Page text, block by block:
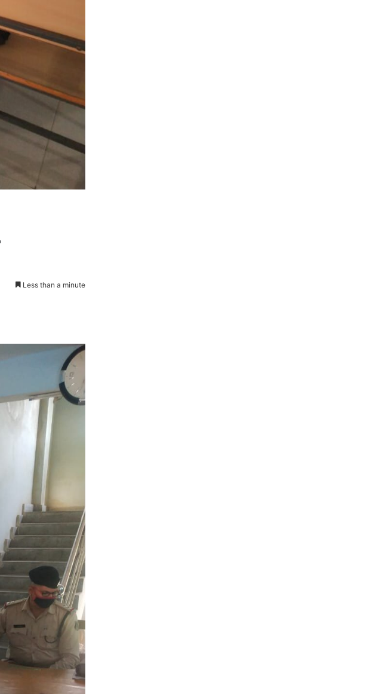
Less than a minute